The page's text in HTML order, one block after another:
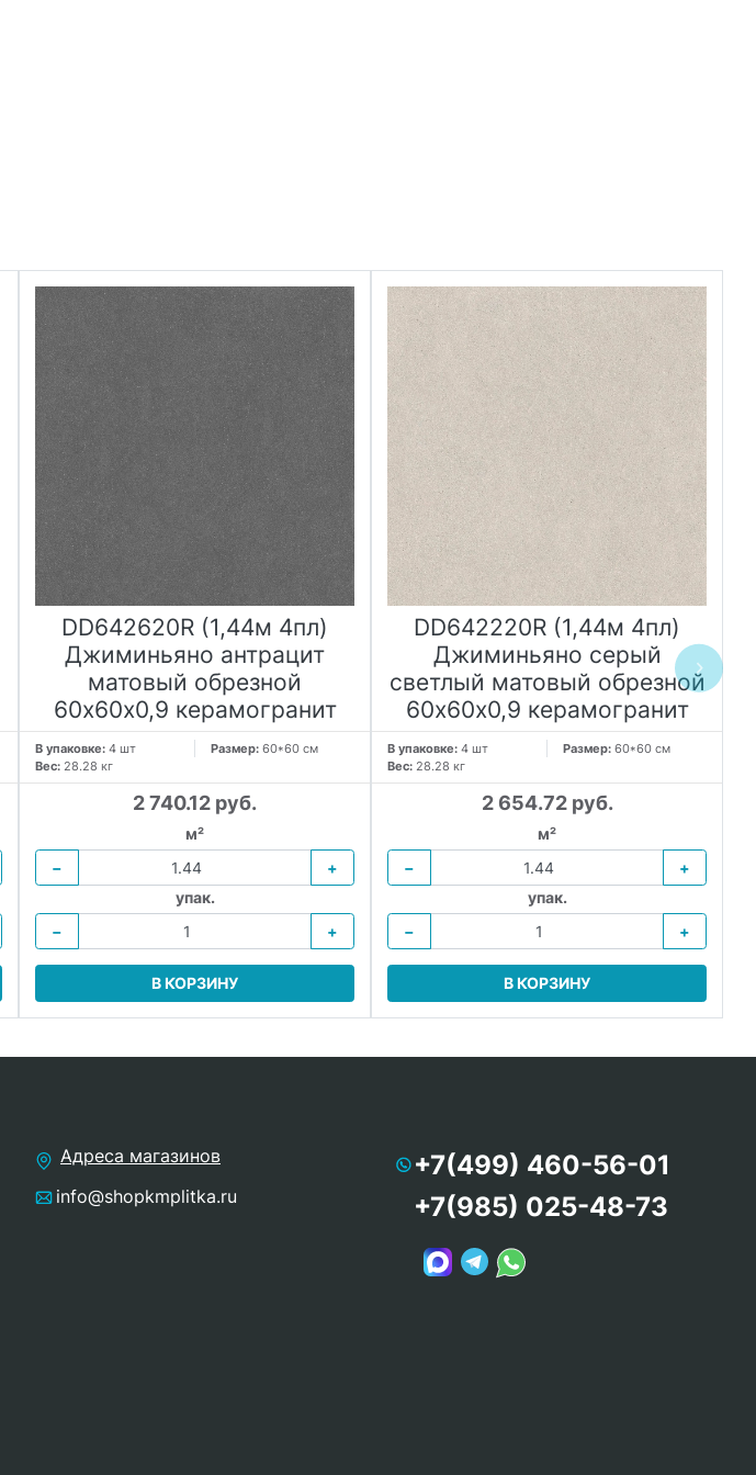
DD642620R (1,44м 4пл)
Джиминьяно антрацит
матовый обрезной
60х60x0,9 керамогранит
В упаковке: 4 шт Размер: 60*60 см
Вес: 28.28 кг
2 740.12 руб.
м²
−
+
упак.
−
+
В КОРЗИНУ
DD642220R (1,44м 4пл)
Джиминьяно серый
светлый матовый обрезной
60х60x0,9 керамогранит
В упаковке: 4 шт Размер: 60*60 см
Вес: 28.28 кг
2 654.72 руб.
м²
−
+
упак.
−
+
В КОРЗИНУ
Адреса магазинов
info@shopkmplitka.ru
+7(499) 460-56-01
+7(985) 025-48-73